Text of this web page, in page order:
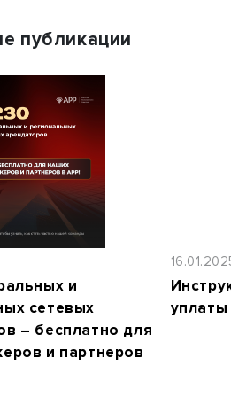
публикации
и
сетевых
– бесплатно для
и партнеров